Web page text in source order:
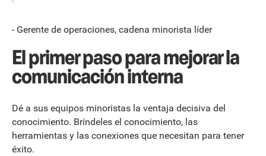
- Gerente de operaciones, cadena minorista líder
El primer paso para mejorar la
comunicación interna
Dé a sus equipos minoristas la ventaja decisiva del
conocimiento. Bríndeles el conocimiento, las
herramientas y las conexiones que necesitan para tener
éxito.